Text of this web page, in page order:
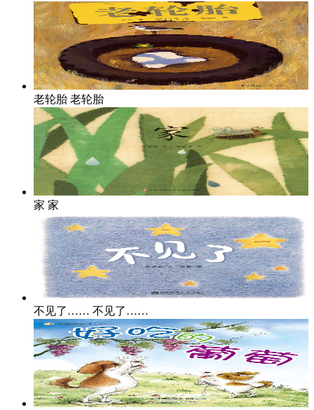
老轮胎 老轮胎
家 家
不见了…… 不见了……